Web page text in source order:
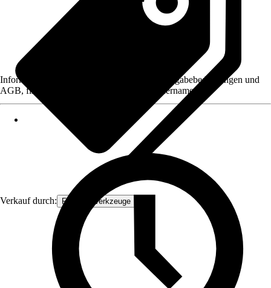
Verkauf durch: FAMEX-Werkzeuge
Informationen des Verkäufers, wie z. B. Rückgabebedingungen und
AGB, finden Sie bei Klick auf den Verkäufernamen.